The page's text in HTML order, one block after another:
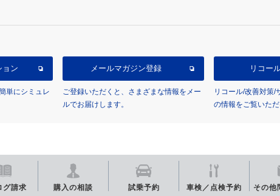
グ請求 購入の相談 試乗予約 車検／点検予約 その他
ョン
単にシミュレ
メールマガジン登録
ご登録いただくと、さまざまな情報をメー
ルでお届けします。
リコー
リコール/改善対策/
の情報をご覧いた